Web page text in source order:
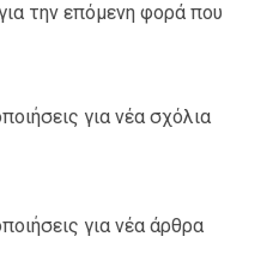
την επόμενη φορά που
για νέα σχόλια
για νέα άρθρα